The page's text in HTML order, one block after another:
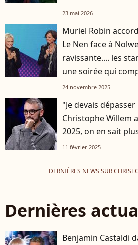
23 mai 2026
Muriel Robin
Le Nen face à
ravissante.... les
une soirée qui
24 novembre 2025
"Je devais
Christophe Willem
2025, on en sait
11 février 2025
DERNIÈRES NEWS SUR
Dernières
Benjamin Castaldi